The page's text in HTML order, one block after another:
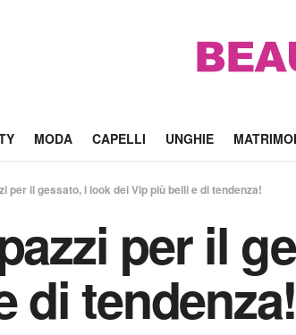
MODA CAPELLI UNGHIE
per il gessato, i look dei Vip più belli e di tendenza!
per il
di tendenza!